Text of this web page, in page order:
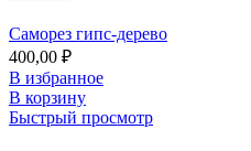
Саморез гипс-дерево
400,00 ₽
В избранное
В корзину
Быстрый просмотр